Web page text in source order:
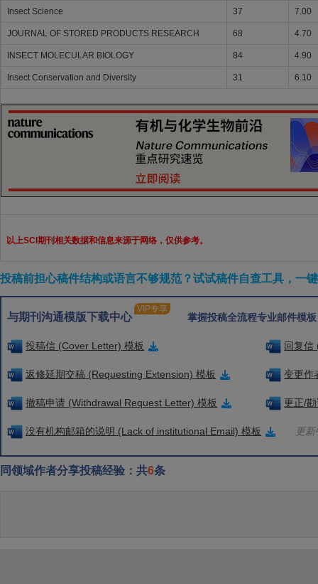
Insect Science 37 7.00
JOURNAL OF STORED PRODUCTS RESEARCH 68 4.70
INSECT MOLECULAR BIOLOGY 84 4.90
Insect Conservation and Diversity 31 6.10
以上SCI期刊相关数据和信息来源于网络，仅供参考。
投稿前担心稿件结构或语言不够规范？试试稿件自查工具，一
与期刊沟通模版下载中心
VIP专享
掌握投稿全流程专业邮件模
投稿信 (Cover Letter) 模板 回复信
返修延期交稿 (Requesting Extension) 模板 变更作
撤稿申请 (Withdrawal Request Letter) 模板 更正/
没有机构邮箱的说明 (Lack of institutional Email) 模板 更
同领域作者分享投稿经验：共6条